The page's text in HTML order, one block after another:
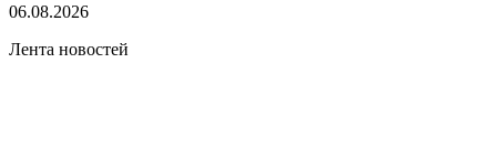
06.08.2026
Лента новостей